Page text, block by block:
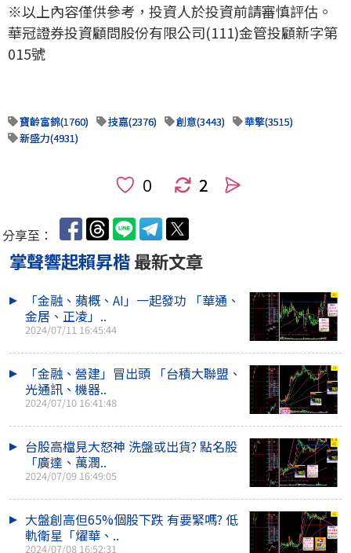
※以上內容僅供參考，投資人於投資前請審慎評估。
華冠證券投資顧問股份有限公司(111)金管投顧新字第
015號
寶齡富錦(1760) 技嘉(2376) 創意(3443)
華擎(3515)
新盛力(4931)
2
分享至：
掌聲響起賴昇楷最新文章
「金融、蘋概、AI」一起發功 「華通、
金居、正凌」..
2024/07/11 16:45:44
「金融、營建」冒出頭 「台積大聯盟、
光通訊、機器..
2024/07/10 16:41:48
台股高檔見大怒神 洗盤或出貨? 點名股
「廣達、萬潤..
2024/07/09 16:49:05
大盤創高但65%個股下跌 有要緊嗎? 低
軌衛星「燿華、..
2024/07/08 16:52:31